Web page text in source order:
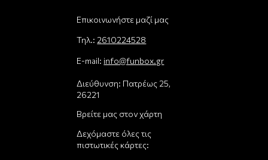
Επικοινωνήστε μαζί μας
Τηλ.: 2610224528
E-mail: info@funbox.gr
Διεύθυνση: Πατρέως 25,
26221
Βρείτε μας στον χάρτη
Δεχόμαστε όλες τις
πιστωτικές κάρτες: